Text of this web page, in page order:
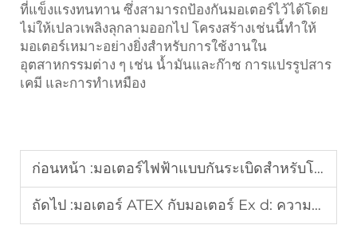
ที่แข็งแรงทนทาน ซึ่งสามารถป้องกันมอเตอร์ไว้ได้โดย
ไม่ให้เปลวเพลิงลุกลามออกไป โครงสร้างเช่นนี้ทำให้
มอเตอร์เหมาะอย่างยิ่งสำหรับการใช้งานใน
อุตสาหกรรมต่าง ๆ เช่น น้ำมันและก๊าซ การแปรรูปสาร
เคมี และการทำเหมือง
ก่อนหน้า :มอเตอร์ไฟฟ้าแบบกันระเบิดสำหรับโรงงานยานยนต์: ประสิทธิภาพของสายการประกอบ
ถัดไป :มอเตอร์ ATEX กับมอเตอร์ Ex d: ความแตกต่างด้านการรับรองมาตรฐานและการใช้งาน